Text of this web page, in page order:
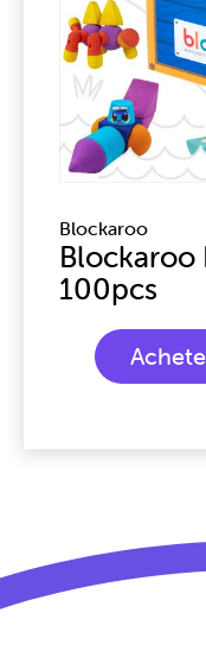
Blockaroo
Blockaroo
100pcs